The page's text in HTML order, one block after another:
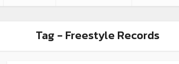
Tag - Freestyle Records